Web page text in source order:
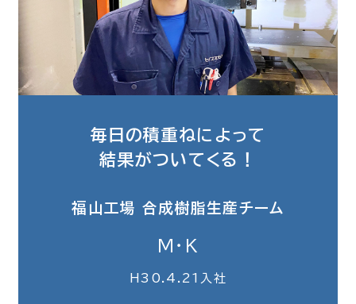
毎日の積重ねによって
結果がついてくる！
福山工場 合成樹脂生産チーム
M・K
H30.4.21入社